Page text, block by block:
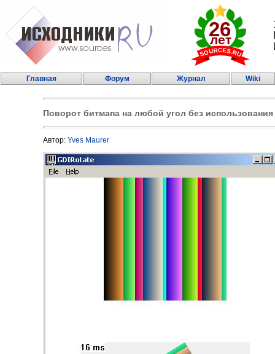
Главная Форум Журнал Wiki
Поворот битмапа на любой угол без
Автор: Yves Maurer